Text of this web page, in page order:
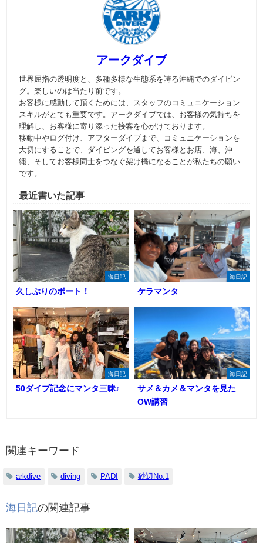
アークダイブ
世界屈指の透明度と、多種多様な生態系を誇る沖縄でのダイビン
グ。楽しいのは当たり前です。
お客様に感動して頂くためには、スタッフのコミュニケーション
スキルがとても重要です。アークダイブでは、お客様の気持ちを
理解し、お客様に寄り添った接客を心がけております。
移動中やログ付け、アフターダイブまで、コミュニケーションを
大切にすることで、ダイビングを通してお客様とお店、海、沖
縄、そしてお客様同士をつなぐ架け橋になることが私たちの願い
です。
最近書いた記事
海日記
久しぶりのボート！
海日記
ケラマンタ
海日記
50ダイブ記念にマンタ三昧♪
海日記
サメ＆カメ＆マンタを見た
OW講習
関連キーワード
arkdive diving PADI 砂辺No.1
海日記の関連記事